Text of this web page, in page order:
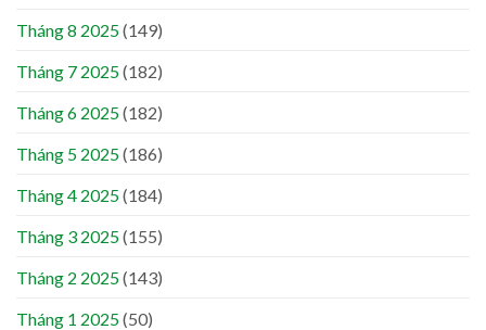
Tháng 8 2025(149)
Tháng 7 2025(182)
Tháng 6 2025(182)
Tháng 5 2025(186)
Tháng 4 2025(184)
Tháng 3 2025(155)
Tháng 2 2025(143)
Tháng 1 2025(50)